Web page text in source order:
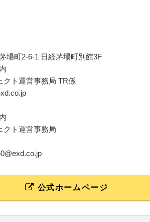
場町2-6-1 日経茅場町別館3F
クト運営事務局 TR係
クト運営事務局
公式ホームページ